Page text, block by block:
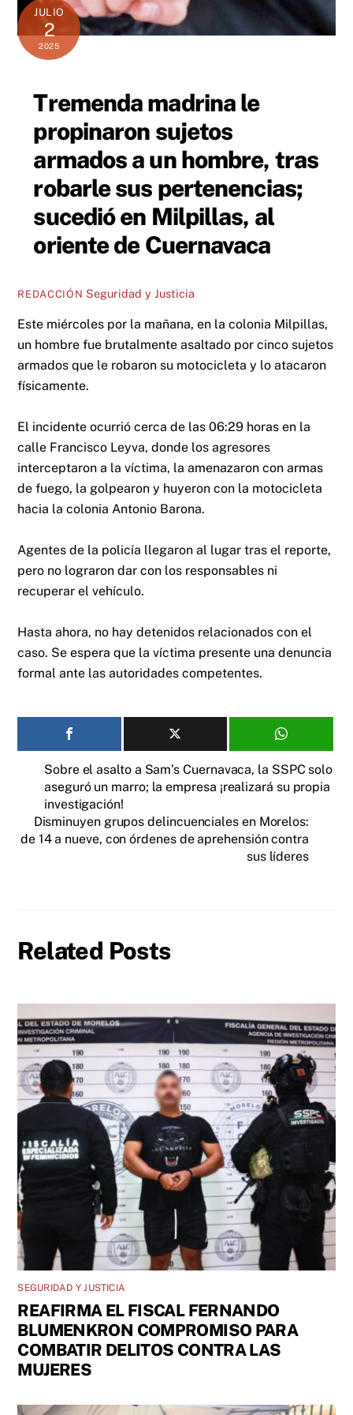
JULIO
2
2025
Tremenda madrina le
propinaron sujetos
armados a un hombre, tras
robarle sus pertenencias;
sucedió en Milpillas, al
oriente de Cuernavaca
REDACCIÓN Seguridad y Justicia
Este miércoles por la mañana, en la colonia Milpillas,
un hombre fue brutalmente asaltado por cinco sujetos
armados que le robaron su motocicleta y lo atacaron
físicamente.
El incidente ocurrió cerca de las 06:29 horas en la
calle Francisco Leyva, donde los agresores
interceptaron a la víctima, la amenazaron con armas
de fuego, la golpearon y huyeron con la motocicleta
hacia la colonia Antonio Barona.
Agentes de la policía llegaron al lugar tras el reporte,
pero no lograron dar con los responsables ni
recuperar el vehículo.
Hasta ahora, no hay detenidos relacionados con el
caso. Se espera que la víctima presente una denuncia
formal ante las autoridades competentes.
Sobre el asalto a Sam’s Cuernavaca, la SSPC solo
aseguró un marro; la empresa ¡realizará su propia
investigación!
Disminuyen grupos delincuenciales en Morelos:
de 14 a nueve, con órdenes de aprehensión contra
sus líderes
Related Posts
SEGURIDAD Y JUSTICIA
REAFIRMA EL FISCAL FERNANDO
BLUMENKRON COMPROMISO PARA
COMBATIR DELITOS CONTRA LAS
MUJERES